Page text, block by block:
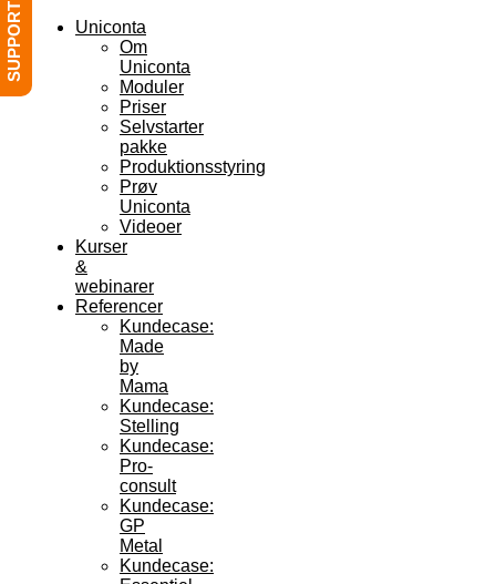
Uniconta
Om
Uniconta
Moduler
Priser
Selvstarter
pakke
Produktionsstyring
Prøv
Uniconta
Videoer
Kurser
&
webinarer
Referencer
Kundecase:
Made
by
Mama
Kundecase:
Stelling
Kundecase:
Pro-
consult
Kundecase:
GP
Metal
Kundecase:
SUPPORT